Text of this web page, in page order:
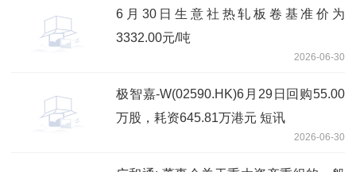
6月30日生意社热轧板卷基准价为
3332.00元/吨
2026-06-30
极智嘉-W(02590.HK)6月29日回购55.00
万股，耗资645.81万港元 短讯
2026-06-30